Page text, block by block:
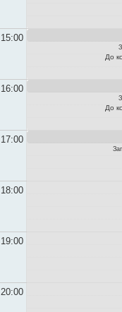
15:00
16:00
17:00
18:00
19:00
20:00
До
До